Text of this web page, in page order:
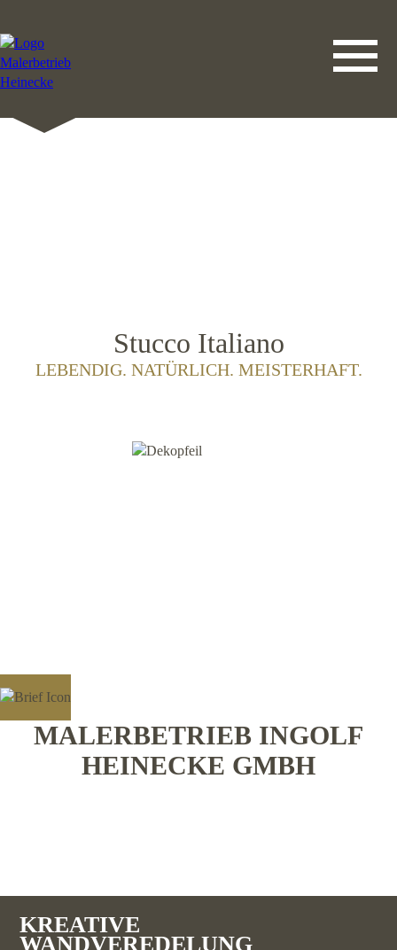
Stucco Italiano
LEBENDIG. NATÜRLICH. MEISTERHAFT.
MALERBETRIEB INGOLF
HEINECKE GMBH
KREATIVE
WANDVEREDELUNG